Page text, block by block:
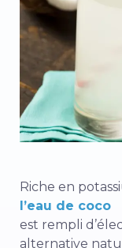
Riche en
l’eau de coco
est rempli
alternative